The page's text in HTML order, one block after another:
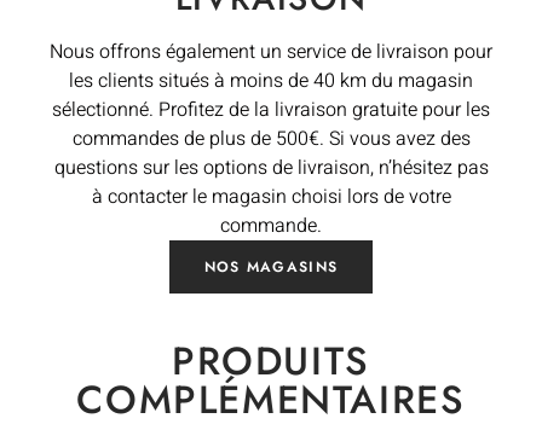
Nous offrons également un service de livraison pour
les clients situés à moins de 40 km du magasin
sélectionné. Profitez de la livraison gratuite pour les
commandes de plus de 500€. Si vous avez des
questions sur les options de livraison, n’hésitez pas
à contacter le magasin choisi lors de votre
commande.
NOS MAGASINS
PRODUITS
COMPLÉMENTAIRES